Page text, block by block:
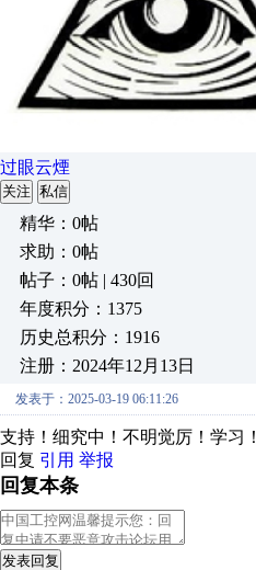
过眼云煙
关注 私信
精华：0帖
求助：0帖
帖子：0帖 | 430回
年度积分：1375
历史总积分：1916
注册：2024年12月13日
发表于：2025-03-19 06:11:26
支持！细究中！不明觉厉！学习！
回复 引用 举报
回复本条
发表回复